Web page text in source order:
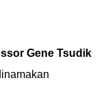
Gene Tsudik